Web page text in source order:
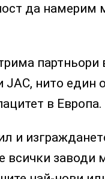
да намерим
партньори
JAC, нито един
в Европа.
и
всички заводи